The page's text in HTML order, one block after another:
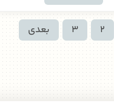
2
3 بعدی